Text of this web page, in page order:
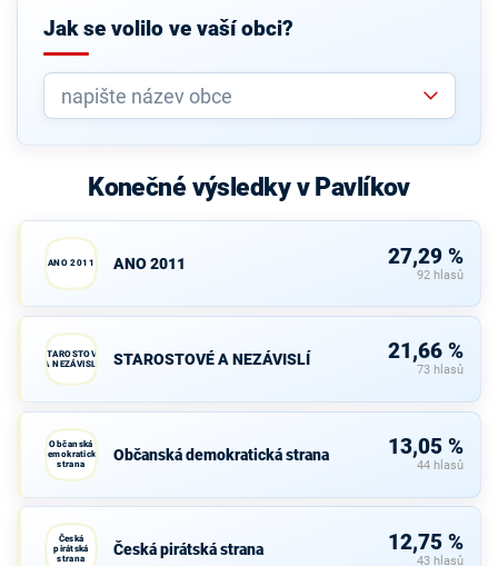
Jak se volilo ve vaší obci?
Konečné výsledky v Pavlíkov
ANO 2011 ANO 2011 27,29 %
92 hlasů
STAROSTOVÉ
A NEZÁVISLÍ
STAROSTOVÉ A NEZÁVISLÍ 21,66 %
73 hlasů
Občanská
demokratická
strana
Občanská demokratická strana 13,05 %
44 hlasů
Česká
pirátská
strana
Česká pirátská strana 12,75 %
43 hlasů